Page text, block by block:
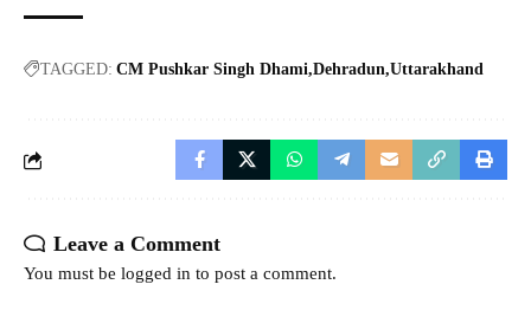
TAGGED: CM Pushkar Singh Dhami Dehradun Uttarakhand
Leave a Comment
You must be logged in to post a comment.